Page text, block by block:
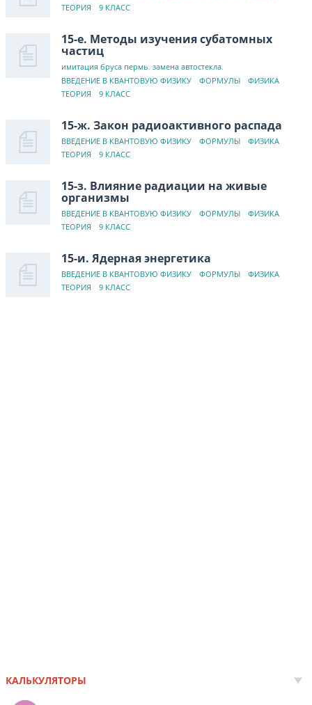
ТЕОРИЯ
9 КЛАСС
15-е. Методы изучения субатомных
частиц
имитация бруса пермь. замена автостекла.
ВВЕДЕНИЕ В КВАНТОВУЮ ФИЗИКУ
ФОРМУЛЫ
ФИЗИКА
ТЕОРИЯ
9 КЛАСС
15-ж. Закон радиоактивного распада
ВВЕДЕНИЕ В КВАНТОВУЮ ФИЗИКУ ФОРМУЛЫ
ФИЗИКА
ТЕОРИЯ
9 КЛАСС
15-з. Влияние радиации на живые
организмы
ВВЕДЕНИЕ В КВАНТОВУЮ ФИЗИКУ ФОРМУЛЫ
ФИЗИКА
ТЕОРИЯ
9 КЛАСС
15-и. Ядерная энергетика
ВВЕДЕНИЕ В КВАНТОВУЮ ФИЗИКУ ФОРМУЛЫ
ФИЗИКА
ТЕОРИЯ
9 КЛАСС
КАЛЬКУЛЯТОРЫ